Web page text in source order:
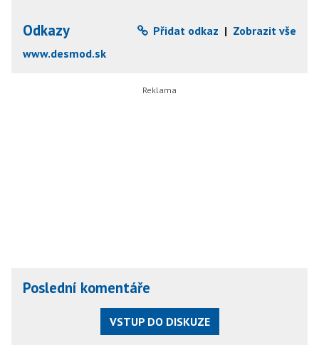
Odkazy Přidat odkaz | Zobrazit vše
www.desmod.sk
Poslední komentáře
VSTUP DO DISKUZE